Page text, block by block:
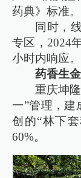
药典》标准。
同时，
专区，2024
小时内响应。
药香生
重庆坤
一”管理，建
创的“林下
60%。